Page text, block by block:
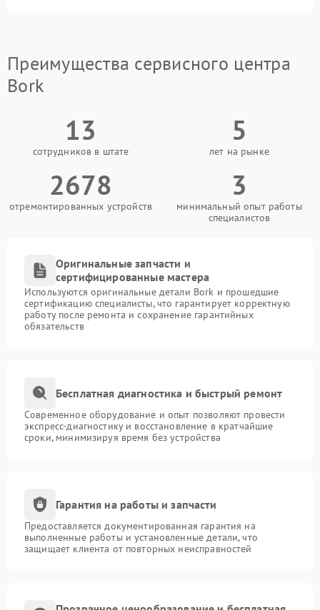
Преимущества сервисного центра
Bork
13
сотрудников в штате
5
лет на рынке
2678
отремонтированных устройств
3
минимальный опыт работы
специалистов
Оригинальные запчасти и
сертифицированные мастера
Используются оригинальные детали Bork и прошедшие
сертификацию специалисты, что гарантирует корректную
работу после ремонта и сохранение гарантийных
обязательств
Бесплатная диагностика и быстрый ремонт
Современное оборудование и опыт позволяют провести
экспресс-диагностику и восстановление в кратчайшие
сроки, минимизируя время без устройства
Гарантия на работы и запчасти
Предоставляется документированная гарантия на
выполненные работы и установленные детали, что
защищает клиента от повторных неисправностей